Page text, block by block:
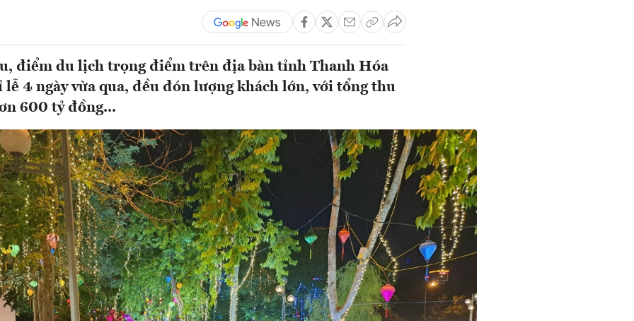
điểm du lịch trọng điểm trên địa bàn tỉnh Thanh Hóa
4 ngày vừa qua, đều đón lượng khách lớn, với tổng thu
600 tỷ đồng...